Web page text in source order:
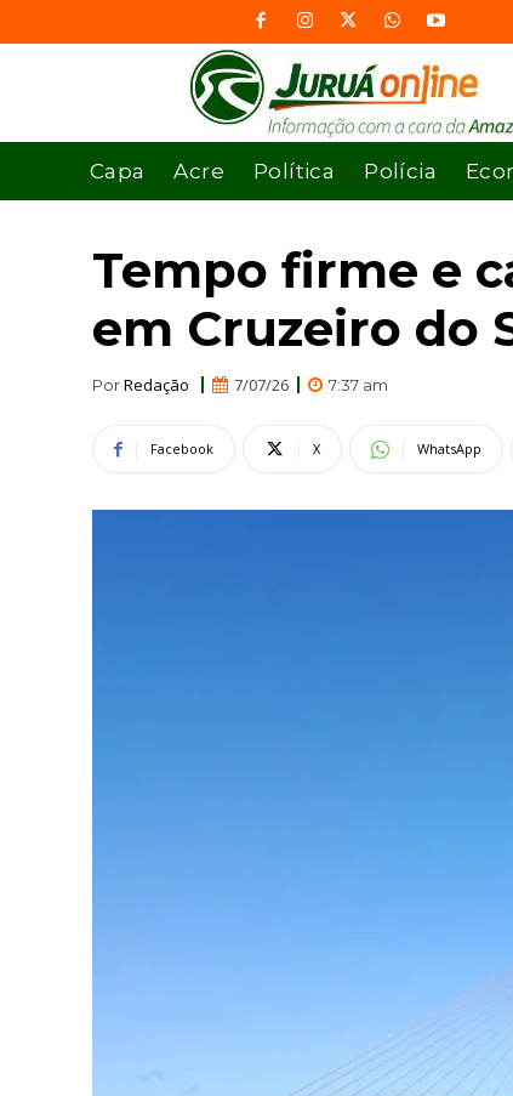
Capa Acre Política Polícia
Tempo firme e
em Cruzeiro do
PorRedação 7/07/26 7:37 am
Facebook X WhatsApp